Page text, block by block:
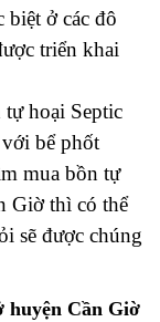
biệt ở các đô
triển khai
hoại Septic
bể phốt
mua bồn tự
Giờ thì có thể
sẽ được chúng
huyện Cần Giờ